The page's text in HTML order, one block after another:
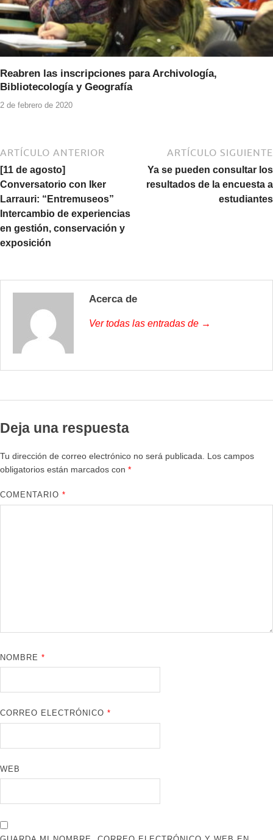
Reabren las inscripciones para Archivología,
Bibliotecología y Geografía
2 de febrero de 2020
ARTÍCULO ANTERIOR
[11 de agosto]
Conversatorio con Iker
Larrauri: “Entremuseos”
Intercambio de experiencias
en gestión, conservación y
exposición
ARTÍCULO SIGUIENTE
Ya se pueden consultar los
resultados de la encuesta a
estudiantes
Acerca de
Ver todas las entradas de →
Deja una respuesta
Tu dirección de correo electrónico no será publicada. Los campos
obligatorios están marcados con *
COMENTARIO*
NOMBRE*
CORREO ELECTRÓNICO*
WEB